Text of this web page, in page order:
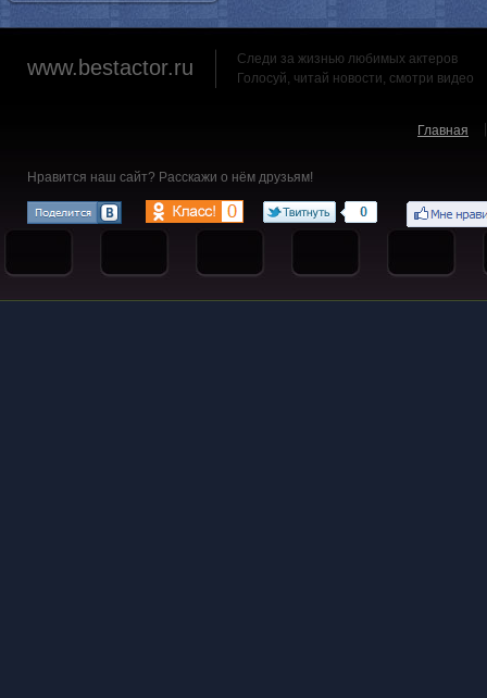
www.bestactor.ru
Следи за жизнью любимых актеров
Голосуй, читай новости, смотри видео
Главная
Нравится наш сайт? Расскажи о нём друзьям!